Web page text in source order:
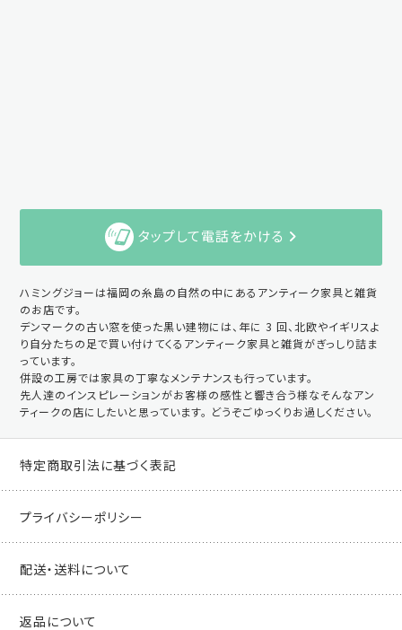
タップして電話をかける
ハミングジョーは福岡の糸島の自然の中にあるアンティーク家具と雑貨
のお店です。
デンマークの古い窓を使った黒い建物には、年に 3 回、北欧やイギリスよ
り自分たちの足で買い付けてくるアンティーク家具と雑貨がぎっしり詰ま
っています。
併設の工房では家具の丁寧なメンテナンスも行っています。
先人達のインスピレーションがお客様の感性と響き合う様なそんなアン
ティークの店にしたいと思っています。 どうぞごゆっくりお過しください。
特定商取引法に基づく表記
プライバシーポリシー
配送・送料について
返品について